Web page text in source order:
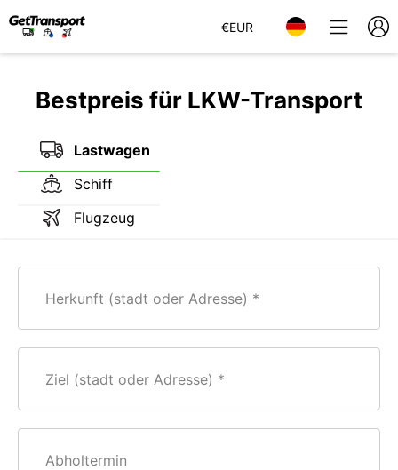
€EUR
Bestpreis für LKW-Transport
Lastwagen
Schiff
Flugzeug
Herkunft (stadt oder Adresse)
Ziel (stadt oder Adresse)
Abholtermin